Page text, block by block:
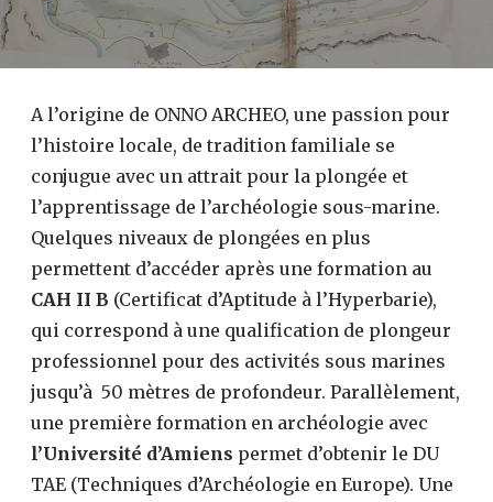
A l’origine de ONNO ARCHEO, une passion pour
l’histoire locale, de tradition familiale se
conjugue avec un attrait pour la plongée et
l’apprentissage de l’archéologie sous-marine.
Quelques niveaux de plongées en plus
permettent d’accéder après une formation au
CAH II B (Certificat d’Aptitude à l’Hyperbarie),
qui correspond à une qualification de plongeur
professionnel pour des activités sous marines
jusqu’à 50 mètres de profondeur. Parallèlement,
une première formation en archéologie avec
l’Université d’Amiens permet d’obtenir le DU
TAE (Techniques d’Archéologie en Europe). Une